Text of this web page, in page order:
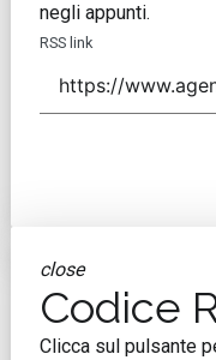
negli appunti.
RSS link
close
Codice
Clicca sul pulsante